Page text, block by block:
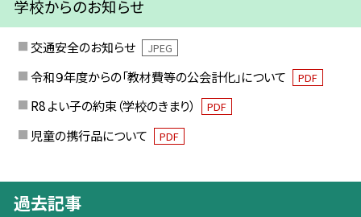
学校からのお知らせ
交通安全のお知らせ JPEG
令和９年度からの「教材費等の公会計化」について PDF
R8 よい子の約束（学校のきまり） PDF
児童の携行品について PDF
過去記事